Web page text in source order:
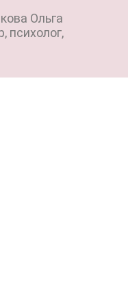
Ольга
психолог,